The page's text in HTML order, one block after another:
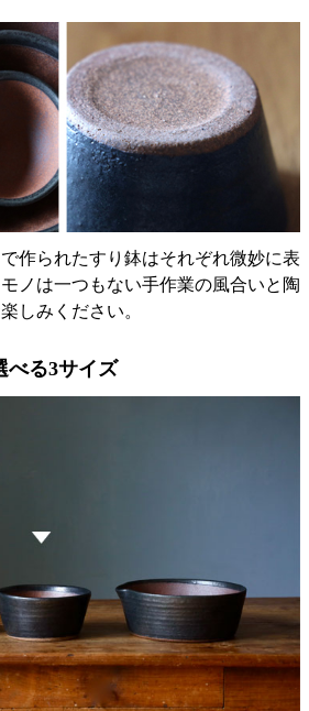
作られたすり鉢はそれぞれ微妙に表
ノは一つもない手作業の風合いと陶
しみください。
る3サイズ